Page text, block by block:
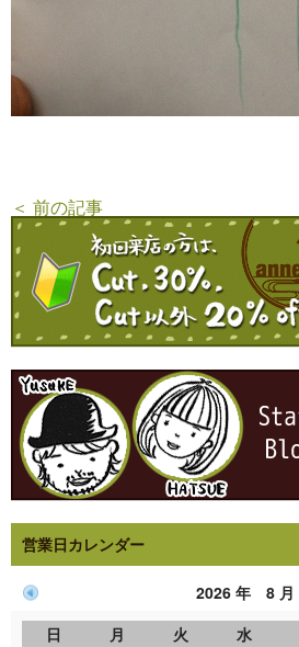
＜ 前の記事
営業日カレンダー
2026 年 8 月
日
月 火 水